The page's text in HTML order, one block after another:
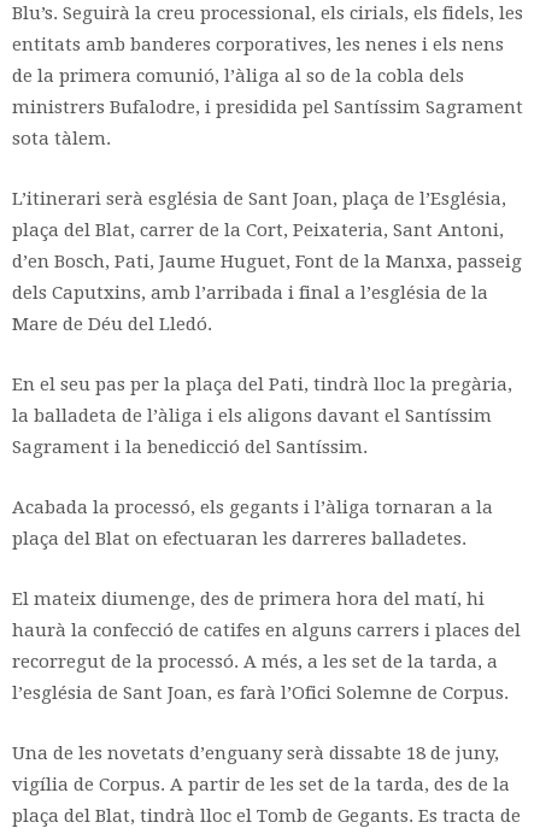
Blu’s. Seguirà la creu processional, els cirials, els fidels, les
entitats amb banderes corporatives, les nenes i els nens
de la primera comunió, l’àliga al so de la cobla dels
ministrers Bufalodre, i presidida pel Santíssim Sagrament
sota tàlem.
L’itinerari serà església de Sant Joan, plaça de l’Església,
plaça del Blat, carrer de la Cort, Peixateria, Sant Antoni,
d’en Bosch, Pati, Jaume Huguet, Font de la Manxa, passeig
dels Caputxins, amb l’arribada i final a l’església de la
Mare de Déu del Lledó.
En el seu pas per la plaça del Pati, tindrà lloc la pregària,
la balladeta de l’àliga i els aligons davant el Santíssim
Sagrament i la benedicció del Santíssim.
Acabada la processó, els gegants i l’àliga tornaran a la
plaça del Blat on efectuaran les darreres balladetes.
El mateix diumenge, des de primera hora del matí, hi
haurà la confecció de catifes en alguns carrers i places del
recorregut de la processó. A més, a les set de la tarda, a
l’església de Sant Joan, es farà l’Ofici Solemne de Corpus.
Una de les novetats d’enguany serà dissabte 18 de juny,
vigília de Corpus. A partir de les set de la tarda, des de la
plaça del Blat, tindrà lloc el Tomb de Gegants. Es tracta de